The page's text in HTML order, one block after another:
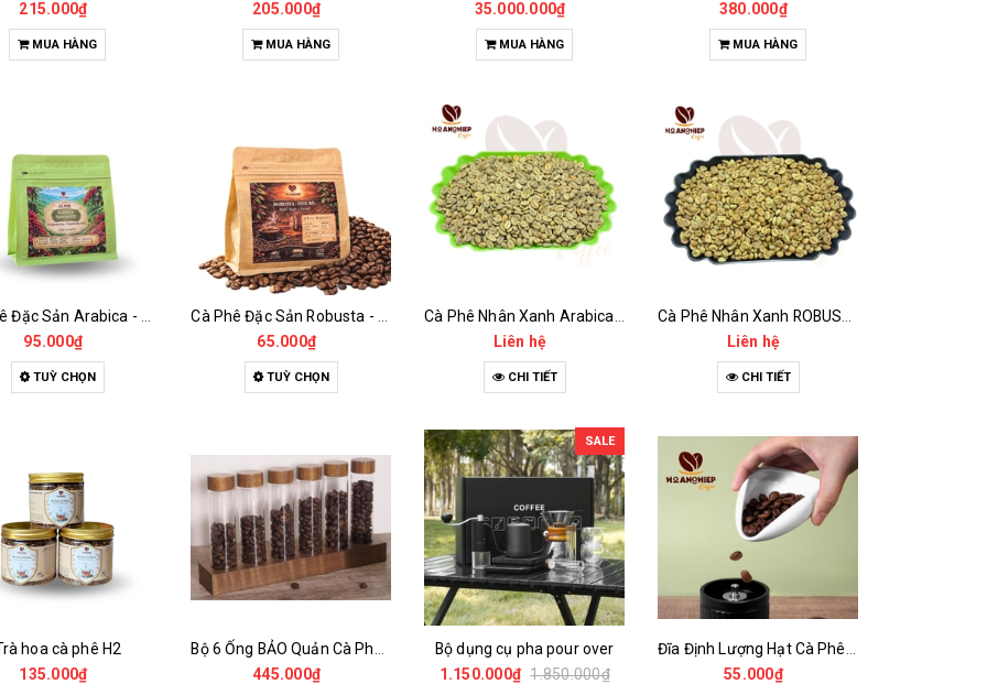
215.000₫
MUA HÀNG
205.000₫
MUA HÀNG
35.000.000₫
MUA HÀNG
380.000₫
MUA HÀNG
95.000₫
TUỲ CHỌN
65.000₫
TUỲ CHỌN
Liên hệ
CHI TIẾT
Liên hệ
CHI TIẾT
hoa cà phê H2
135.000₫
445.000₫
SALE
Bộ dụng cụ pha pour over
1.150.000₫ 1.850.000₫
55.000₫